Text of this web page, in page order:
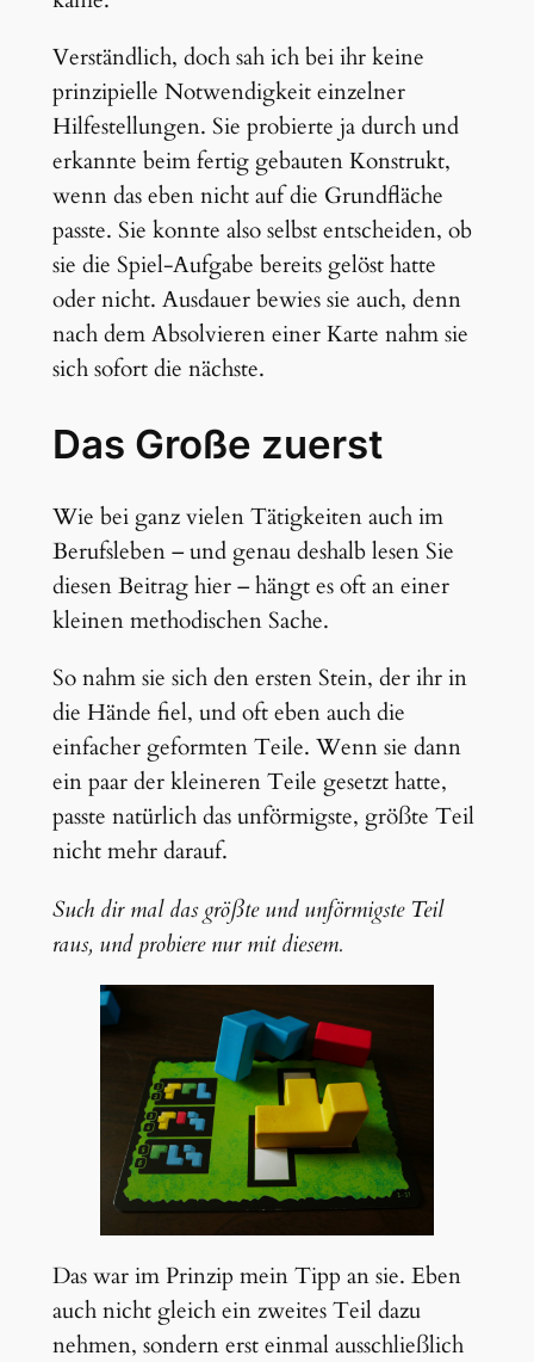
Verständlich, doch sah ich bei ihr keine
prinzipielle Notwendigkeit einzelner
Hilfestellungen. Sie probierte ja durch und
erkannte beim fertig gebauten Konstrukt,
wenn das eben nicht auf die Grundfläche
passte. Sie konnte also selbst entscheiden, ob
sie die Spiel-Aufgabe bereits gelöst hatte
oder nicht. Ausdauer bewies sie auch, denn
nach dem Absolvieren einer Karte nahm sie
sich sofort die nächste.
Das Große zuerst
Wie bei ganz vielen Tätigkeiten auch im
Berufsleben – und genau deshalb lesen Sie
diesen Beitrag hier – hängt es oft an einer
kleinen methodischen Sache.
So nahm sie sich den ersten Stein, der ihr in
die Hände fiel, und oft eben auch die
einfacher geformten Teile. Wenn sie dann
ein paar der kleineren Teile gesetzt hatte,
passte natürlich das unförmigste, größte Teil
nicht mehr darauf.
Such dir mal das größte und unförmigste Teil
raus, und probiere nur mit diesem.
Das war im Prinzip mein Tipp an sie. Eben
auch nicht gleich ein zweites Teil dazu
nehmen, sondern erst einmal ausschließlich